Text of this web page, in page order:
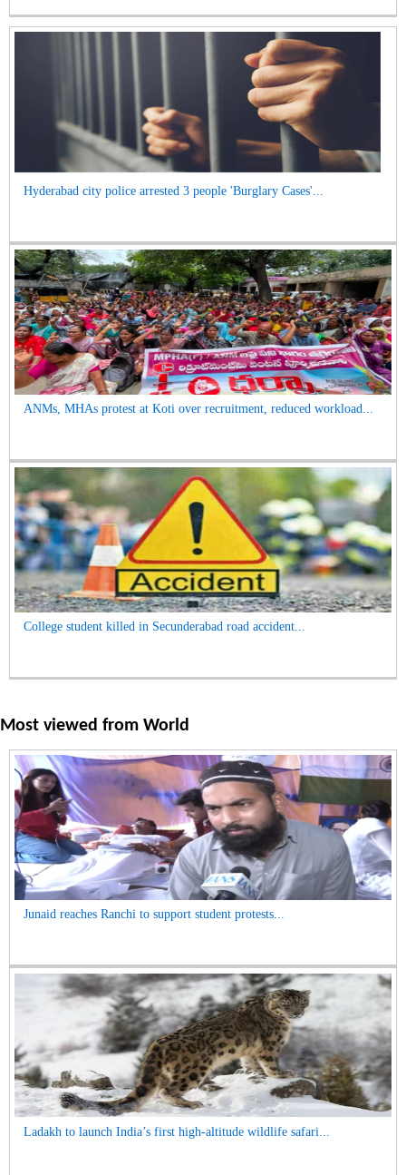
Hyderabad city police arrested 3 people 'Burglary Cases'...
ANMs, MHAs protest at Koti over recruitment, reduced workload...
College student killed in Secunderabad road accident...
Most viewed from World
Junaid reaches Ranchi to support student protests...
Ladakh to launch India’s first high-altitude wildlife safari...